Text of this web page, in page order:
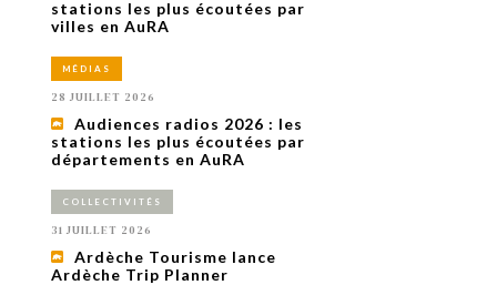
de
sur
1 AN
stations les plus écoutées par
villes en AuRA
MÉDIAS
28 JUILLET 2026
Audiences radios 2026 : les
stations les plus écoutées par
départements en AuRA
COLLECTIVITÉS
31 JUILLET 2026
Ardèche Tourisme lance
Ardèche Trip Planner